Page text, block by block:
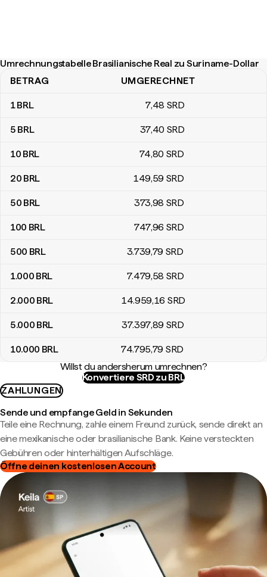
Umrechnungstabelle Brasilianische Real zu Suriname-Dollar
Umrechnungstabelle Brasilianische Real zu Suriname-Dollar
BETRAG UMGERECHNET
1BRL 7,48 SRD
5 BRL 37,40 SRD
10 BRL 74,80 SRD
20 BRL 149,59 SRD
50 BRL 373,98 SRD
100 BRL 747,96 SRD
500 BRL 3.739,79 SRD
1.000 BRL 7.479,58 SRD
2.000 BRL 14.959,16 SRD
5.000 BRL 37.397,89 SRD
10.000 BRL 74.795,79 SRD
Willst du andersherum umrechnen?
Konvertiere SRD zu BRL
ZAHLUNGEN
Sende und empfange Geld in Sekunden
Teile eine Rechnung, zahle einem Freund zurück, sende direkt an
eine mexikanische oder brasilianische Bank. Keine versteckten
Gebühren oder hinterhältigen Aufschläge.
Öffne deinen kostenlosen Account